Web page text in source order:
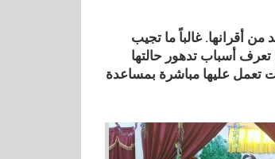
من أقرانها. غالباً ما تجيب
تعرف أسباب تدهور حالتها
لاحظت المشكلة وأخذت تعمل عليها مباشرة بمساعدة